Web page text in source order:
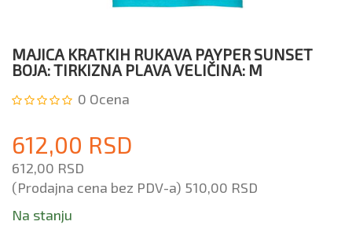
MAJICA KRATKIH RUKAVA PAYPER SUNSET
BOJA: TIRKIZNA PLAVA VELIČINA: M
0 Ocena
612,00 RSD
612,00 RSD
(Prodajna cena bez PDV-a) 510,00 RSD
Na stanju